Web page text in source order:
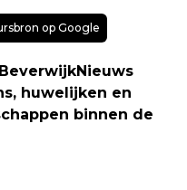
op Google
huwelijken en
binnen de